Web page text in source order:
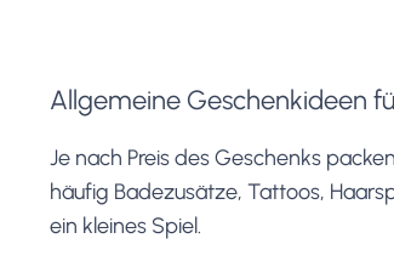
Allgemeine Geschenkideen
Je nach Preis des Geschenks
häufig Badezusätze, Tattoos,
ein kleines Spiel.